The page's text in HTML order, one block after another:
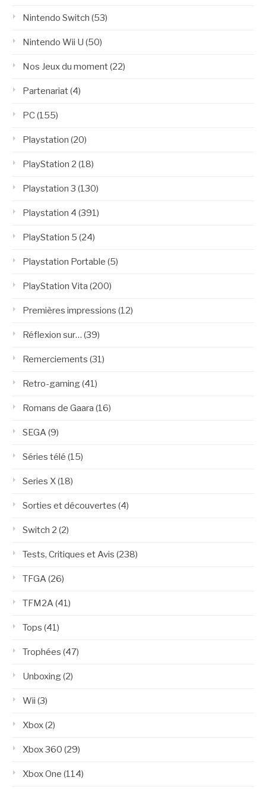
Nintendo Switch (53)
Nintendo Wii U (50)
Nos Jeux du moment(22)
Partenariat(4)
PC(155)
Playstation (20)
PlayStation 2 (18)
Playstation 3 (130)
Playstation 4 (391)
PlayStation 5 (24)
Playstation Portable (5)
PlayStation Vita (200)
Premières impressions (12)
Réflexion sur… (39)
Remerciements (31)
Retro-gaming(41)
Romans de Gaara (16)
SEGA(9)
Séries télé (15)
Series X(18)
Sorties et découvertes (4)
Switch 2 (2)
Tests, Critiques et Avis (238)
TFGA(26)
TFM2A(41)
Tops (41)
Trophées (47)
Unboxing(2)
Wii (3)
Xbox(2)
Xbox 360 (29)
Xbox One (114)